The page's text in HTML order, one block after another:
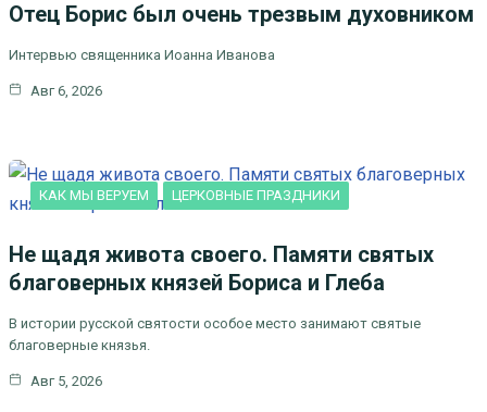
Отец Борис был очень трезвым духовником
Интервью священника Иоанна Иванова
Авг 6, 2026
КАК МЫ ВЕРУЕМ ЦЕРКОВНЫЕ ПРАЗДНИКИ
Не щадя живота своего. Памяти святых
благоверных князей Бориса и Глеба
В истории русской святости особое место занимают святые
благоверные князья.
Авг 5, 2026